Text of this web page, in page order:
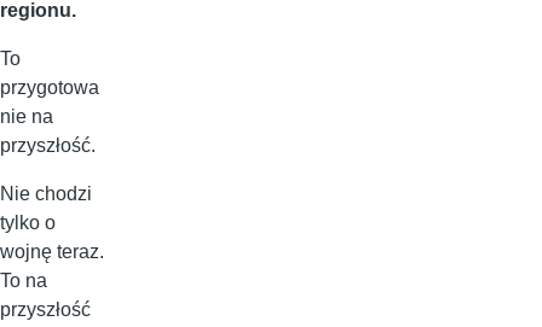
regionu.
To
przygotowa
nie na
przyszłość.
Nie chodzi
tylko o
wojnę teraz.
To na
przyszłość